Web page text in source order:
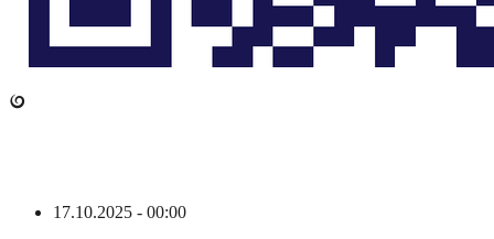
17.10.2025 - 00:00